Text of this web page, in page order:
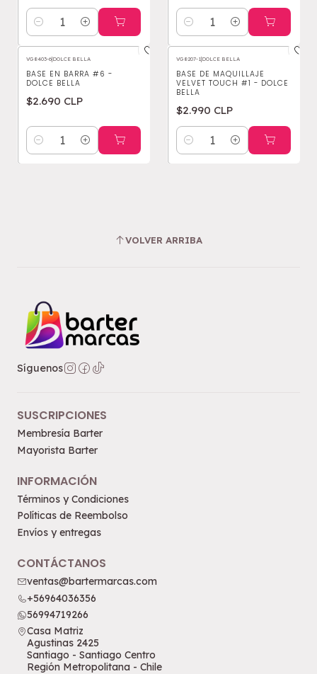
Cantidad Cantidad
VG8403-6|DOLCE BELLA
BASE EN BARRA #6 -
DOLCE BELLA
$2.690 CLP
Cantidad
VG8207-1|DOLCE BELLA
BASE DE MAQUILLAJE
VELVET TOUCH #1 - DOLCE
BELLA
$2.990 CLP
Cantidad
VOLVER ARRIBA
Síguenos
SUSCRIPCIONES
Membresía Barter
Mayorista Barter
INFORMACIÓN
Términos y Condiciones
Políticas de Reembolso
Envíos y entregas
CONTÁCTANOS
ventas@bartermarcas.com
+56964036356
56994719266
Casa Matriz
Agustinas 2425
Santiago - Santiago Centro
Región Metropolitana - Chile